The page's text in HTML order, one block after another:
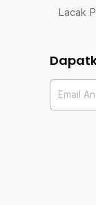
Lacak
Email